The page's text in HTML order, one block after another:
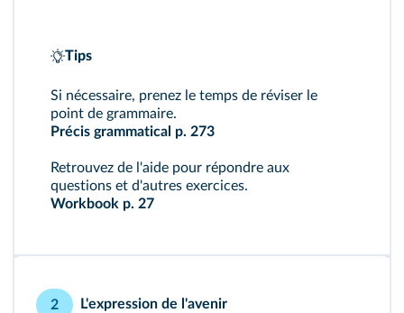
Tips
Si nécessaire, prenez le temps de réviser le
point de grammaire.
Précis grammatical p. 273
Retrouvez de l'aide pour répondre aux
questions et d'autres exercices.
Workbook p. 27
2 L'expression de l'avenir